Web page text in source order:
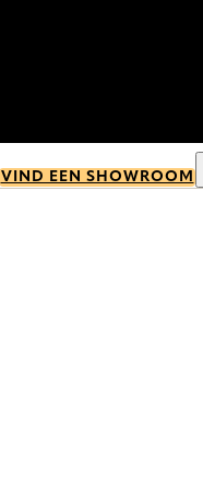
VIND EEN SHOWROOM